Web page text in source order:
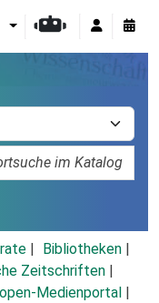
Bibliotheken
Zeitschriften
Medienportal